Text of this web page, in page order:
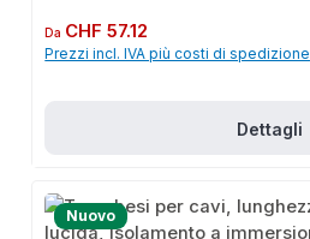
Prezzo normale:
Da CHF 57.12
Prezzi incl. IVA più costi di spedizione
Dettagli
Nuovo